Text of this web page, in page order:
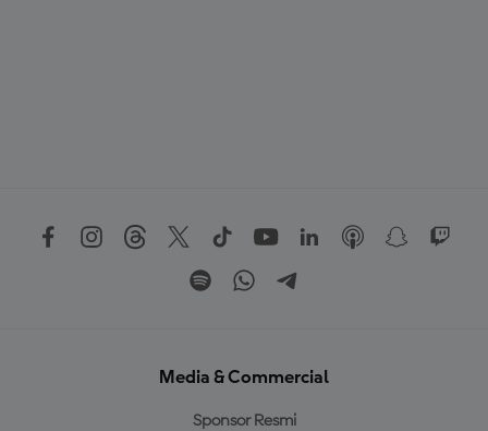
Media & Commercial
Sponsor Resmi